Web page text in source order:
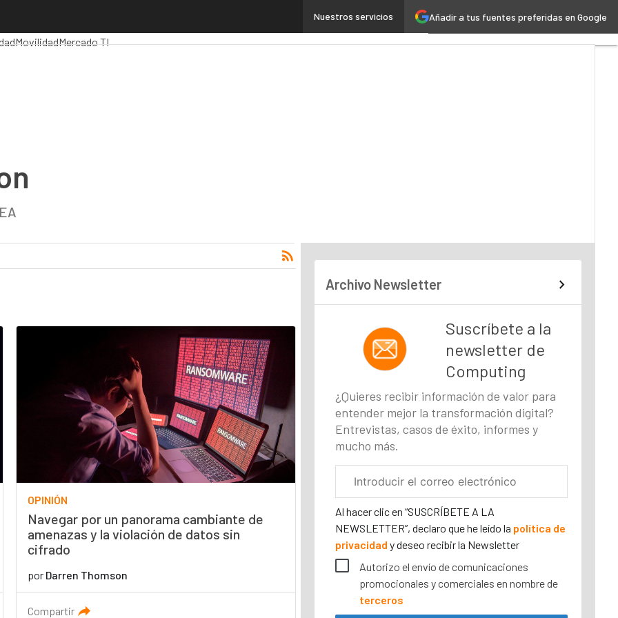
Añadir a tus fuentes preferidas en Google
Nuestros servicios
Inteligencia ArtificialIndustria 4.0
MovilidadMercado TI
OPINIÓN
Navegar por un panorama cambiante de
amenazas y la violación de datos sin
cifrado
por Darren Thomson
Compartir
Archivo Newsletter
Suscríbete a la
newsletter de
Computing
¿Quieres recibir información de valor para
entender mejor la transformación digital?
Entrevistas, casos de éxito, informes y
mucho más.
electrónico
Al hacer clic en “SUSCRÍBETE A LA
NEWSLETTER”, declaro que he leído la política de
privacidady deseo recibir la Newsletter
Autorizo el envío de comunicaciones
promocionales y comerciales en nombre de
terceros